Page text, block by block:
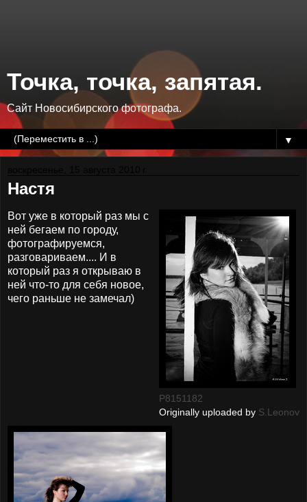
Точка, точка, запятая.
Сайт Новосибирского фотографа.
▼
Настя
P8151182
Originally uploaded by S.Leonov
Вот уже в который раз мы с
ней бегаем по городу,
фотографируемся,
разговариваем.... И в
который раз я открываю в
ней что-то для себя новое,
чего раньше не замечал)